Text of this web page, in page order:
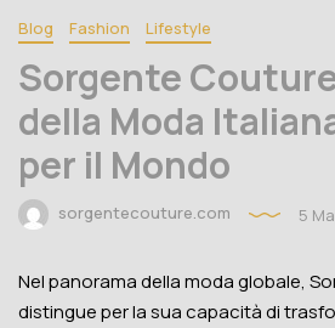
Blog Fashion Lifestyle
Sorgente
della Moda
per il Mondo
sorgentecouture.com 5
Nel panorama della moda globale,
distingue per la sua capacità di